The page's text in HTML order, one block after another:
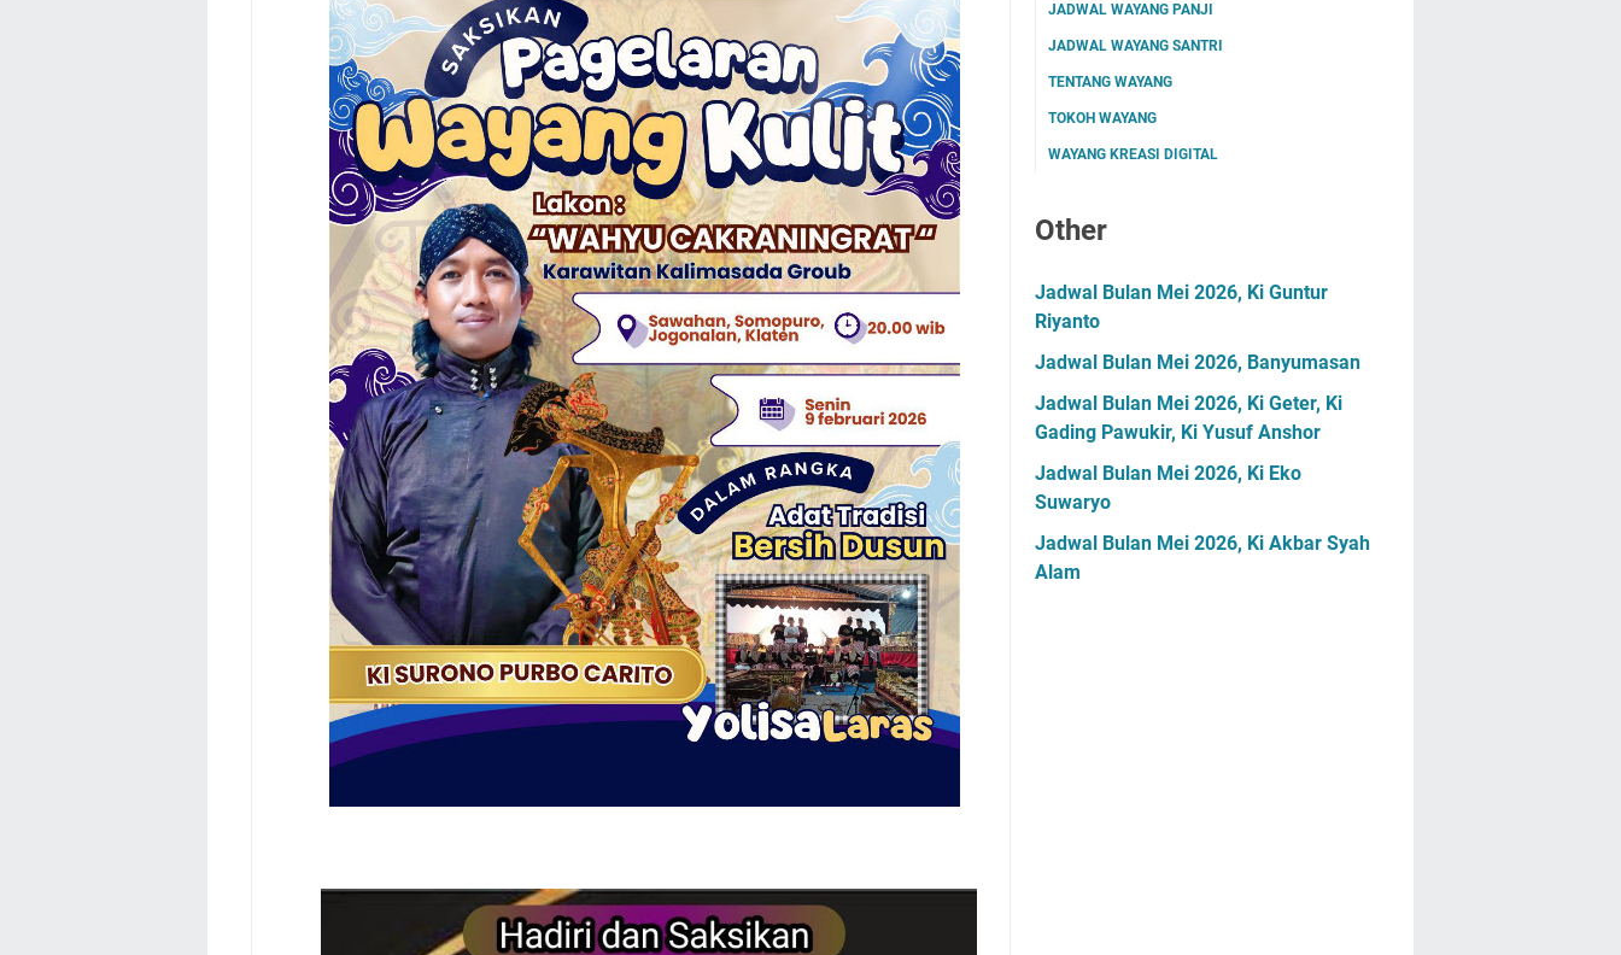
JADWAL WAYANG PANJI
JADWAL WAYANG SANTRI
TENTANG WAYANG
TOKOH WAYANG
WAYANG KREASI DIGITAL
Other
Jadwal Bulan Mei 2026, Ki Guntur
Riyanto
Jadwal Bulan Mei 2026, Banyumasan
Jadwal Bulan Mei 2026, Ki Geter, Ki
Gading Pawukir, Ki Yusuf Anshor
Jadwal Bulan Mei 2026, Ki Eko
Suwaryo
Jadwal Bulan Mei 2026, Ki Akbar Syah
Alam